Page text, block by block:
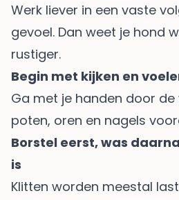
Werk liever in een vaste
gevoel. Dan weet je hond
rustiger.
Begin met kijken en
Ga met je handen door de
poten, oren en nagels
Borstel eerst, was
is
Klitten worden meestal